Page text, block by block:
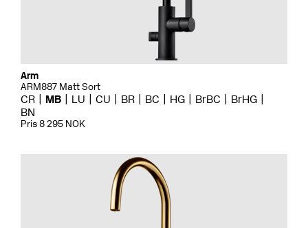
Arm
ARM887 Matt Sort
CR MB LU CU BR BC HG BrBC
BrHG
BN
Pris 8 295 NOK